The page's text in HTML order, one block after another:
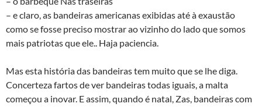
– e claro, as bandeiras americanas exibidas até à exaustão
como se fosse preciso mostrar ao vizinho do lado que somos
mais patriotas que ele.. Haja paciencia.
Mas esta história das bandeiras tem muito que se lhe diga.
Concerteza fartos de ver bandeiras todas iguais, a malta
começou a inovar. E assim, quando é natal, Zas, bandeiras com